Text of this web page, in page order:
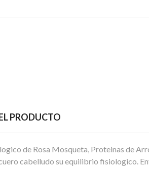
PRODUCTO
de Rosa Mosqueta, Proteinas de
cabelludo su equilibrio fisiologico.